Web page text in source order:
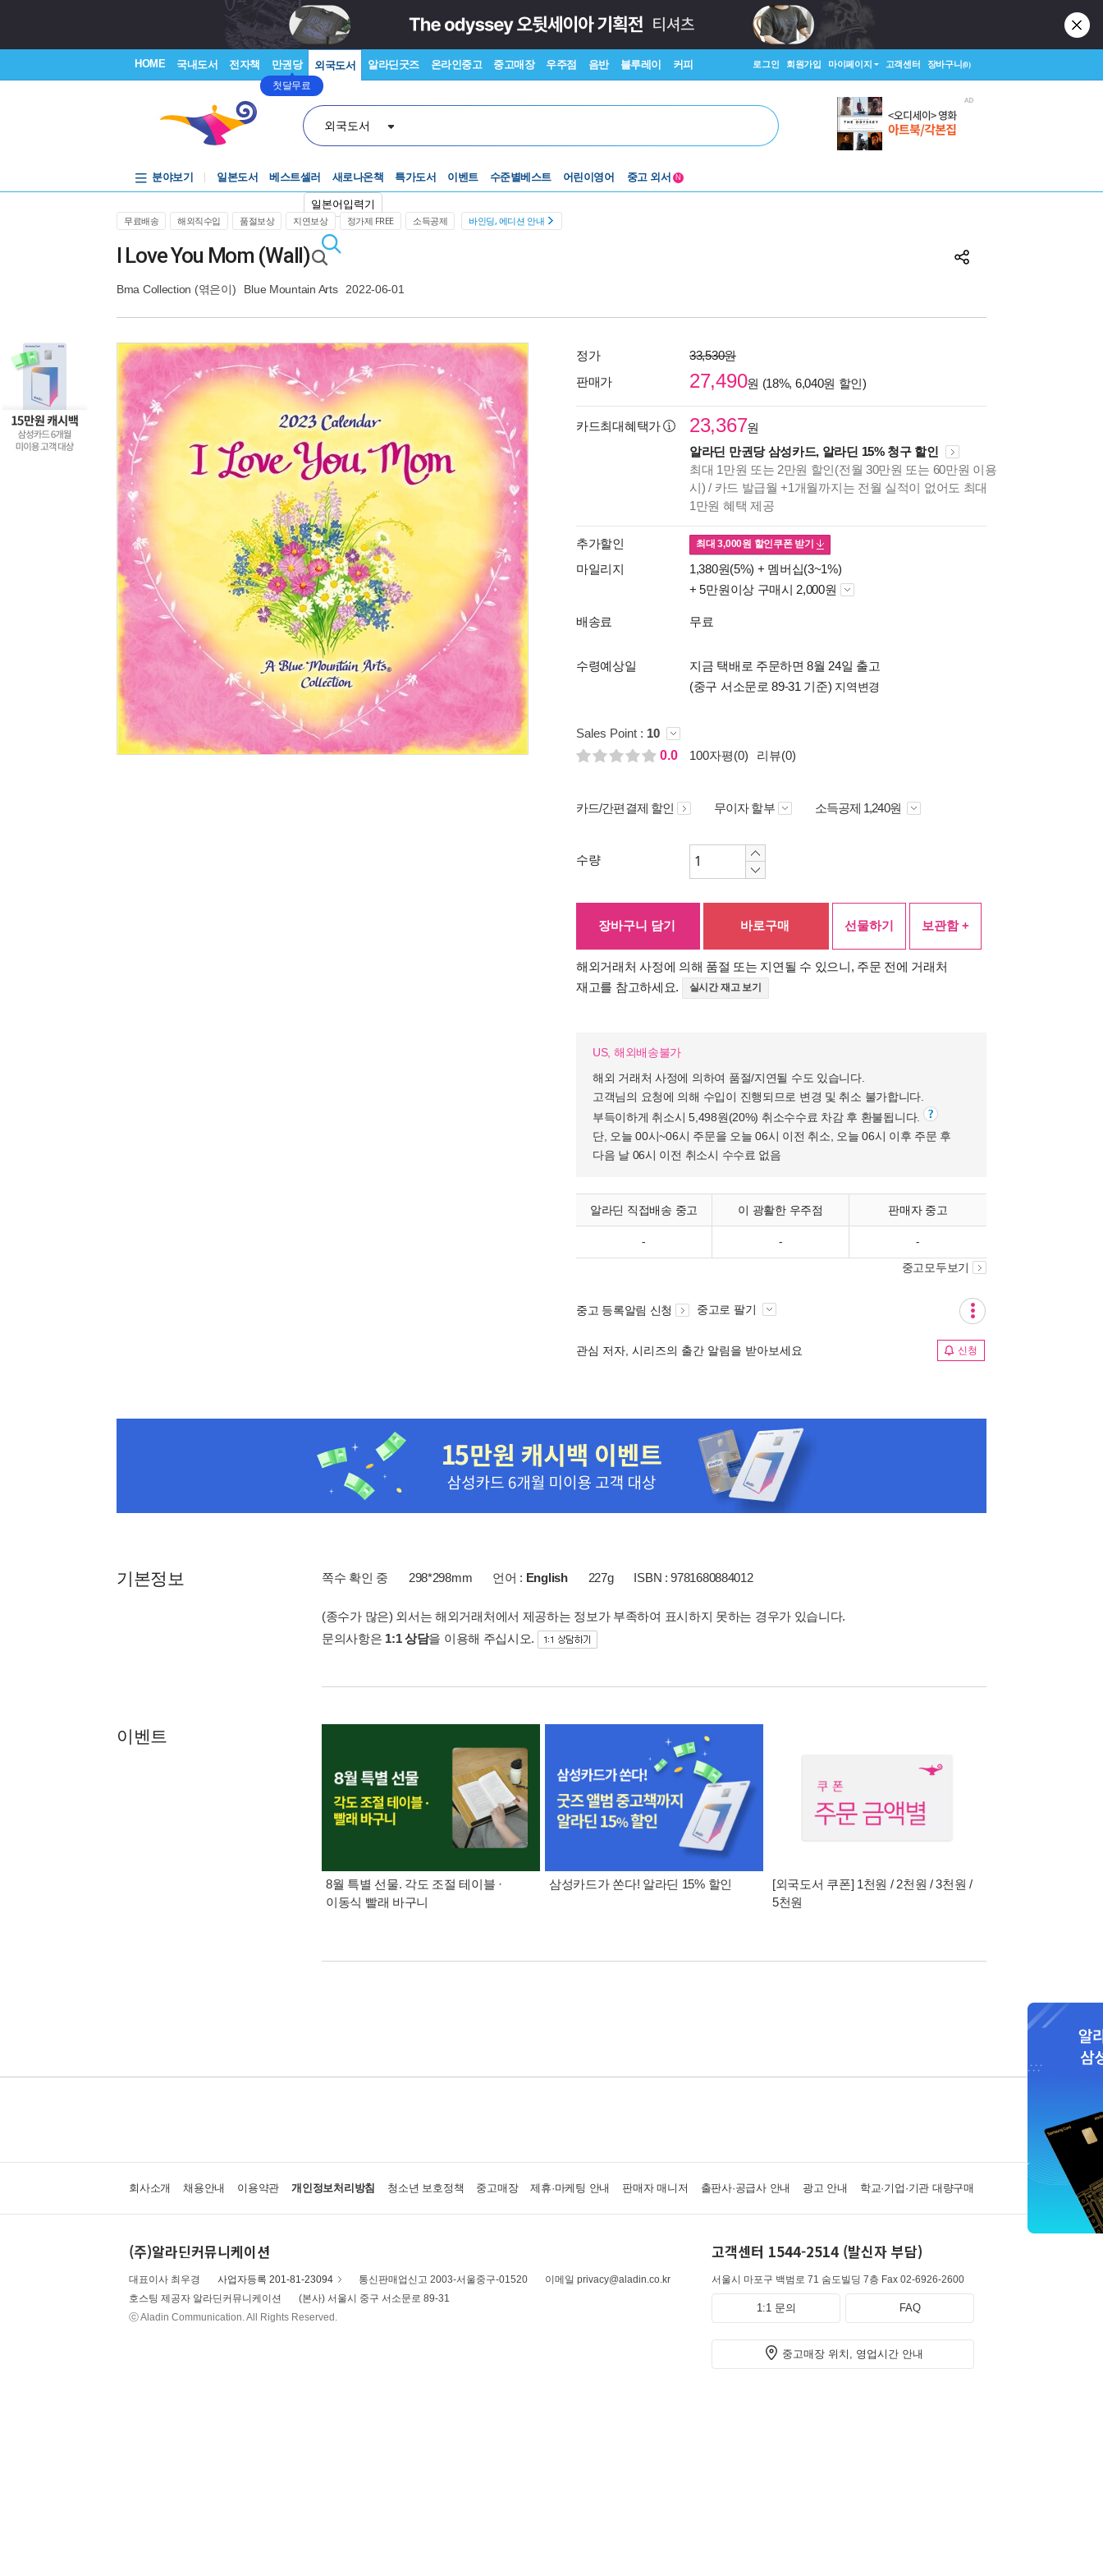
HOME 국내도서 전자책 만권당
첫달무료
외국도서 알라딘굿즈 온라인중고 중고매장 우주점 음반 블루레이 커피 로그인 회원가입 마이페이지 고객센터 장바구니(0)
외국도서
일본어입력기
분야보기 일본도서 베스트셀러 새로나온책 특가도서 이벤트
수준별베스트
수준별베스트
어린이영어
중고 외서
N
무료배송 해외직수입 품절보상 지연보상 정가제 FREE 소득공제 바인딩, 에디션 안내
I Love You Mom (Wall)
Bma Collection (엮은이) Blue Mountain Arts 2022-06-01
정가
33,530원
판매가
27,490원 (18%, 6,040원 할인)
카드최대혜택가 23,367원
알라딘 만권당 삼성카드, 알라딘 15% 청구 할인
최대 1만원 또는 2만원 할인(전월 30만원 또는 60만원 이용
시) / 카드 발급월 +1개월까지는 전월 실적이 없어도 최대
1만원 혜택 제공
추가할인 최대3,000원 할인쿠폰 받기
마일리지 1,380원(5%) + 멤버십(3~1%)
+ 5만원이상 구매시 2,000원
배송료 무료
수령예상일
지금 택배로 주문하면 8월 24일 출고
(중구 서소문로 89-31 기준) 지역변경
Sales Point : 10
0.0
100자평(0) 리뷰(0)
카드/간편결제 할인 무이자 할부 소득공제 1,240원
수량
장바구니 담기 바로구매 선물하기 보관함 +
해외거래처 사정에 의해 품절 또는 지연될 수 있으니, 주문 전에 거래처
재고를 참고하세요.
실시간 재고 보기
US, 해외배송불가
해외 거래처 사정에 의하여 품절/지연될 수도 있습니다.
고객님의 요청에 의해 수입이 진행되므로 변경 및 취소 불가합니다.
부득이하게 취소시 5,498원(20%) 취소수수료 차감 후 환불됩니다.
단, 오늘 00시~06시 주문을 오늘 06시 이전 취소, 오늘 06시 이후 주문 후
다음 날 06시 이전 취소시 수수료 없음
알라딘 직접배송 중고 이 광활한 우주점 판매자 중고
- - -
중고모두보기
중고 등록알림 신청 중고로 팔기
관심 저자, 시리즈의 출간 알림을 받아보세요 신청
기본정보 쪽수 확인 중 298*298mm 언어 : English 227g ISBN : 9781680884012
(종수가 많은) 외서는 해외거래처에서 제공하는 정보가 부족하여 표시하지 못하는 경우가 있습니다.
문의사항은 1:1 상담을 이용해 주십시오.
이벤트
8월 특별 선물. 각도 조절 테이블 ·
이동식 빨래 바구니
삼성카드가 쏜다! 알라딘 15% 할인
[외국도서 쿠폰] 1천원 / 2천원 / 3천원 /
5천원
회사소개 채용안내 이용약관 개인정보처리방침 청소년 보호정책 중고매장 제휴·마케팅 안내 판매자 매니저 출판사·공급사 안내 광고 안내 학교·기업·기관 대량구매
(주)알라딘커뮤니케이션
대표이사 최우경 사업자등록 201-81-23094 통신판매업신고 2003-서울중구-01520
이메일 privacy@aladin.co.kr
호스팅 제공자 알라딘커뮤니케이션
(본사) 서울시 중구 서소문로 89-31
ⓒ Aladin Communication. All Rights Reserved.
고객센터 1544-2514 (발신자 부담)
서울시 마포구 백범로 71 숨도빌딩 7층 Fax 02-6926-2600
1:1 문의 FAQ
중고매장 위치, 영업시간 안내